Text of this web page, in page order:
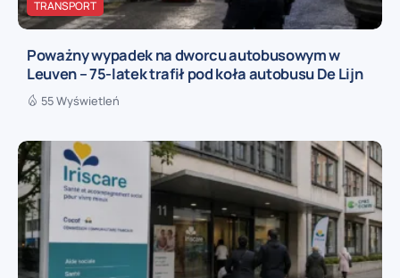
TRANSPORT
Poważny wypadek na dworcu autobusowym w
Leuven – 75-latek trafił pod koła autobusu De Lijn
55 Wyświetleń